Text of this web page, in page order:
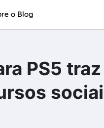
o Blog
PS5